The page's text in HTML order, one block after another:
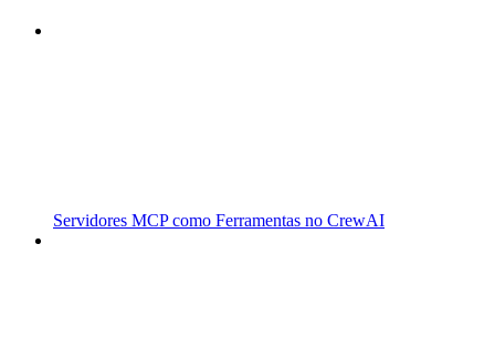
Servidores MCP como Ferramentas no CrewAI